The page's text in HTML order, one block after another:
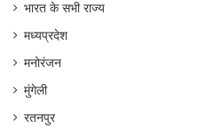
भारत के सभी राज्य
मध्यप्रदेश
मनोरंजन
मुंगेली
रतनपुर